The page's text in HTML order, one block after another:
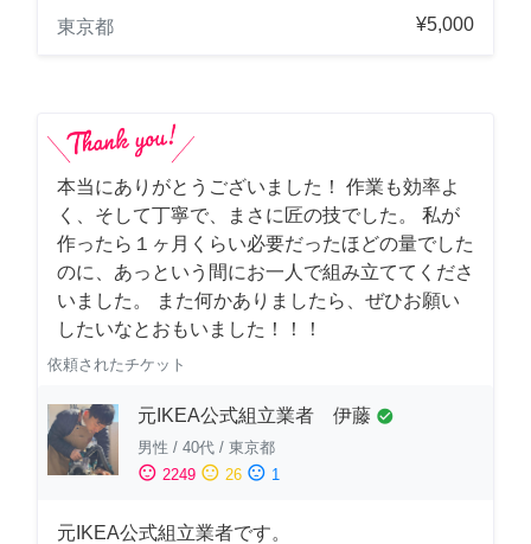
東京都
¥5,000
本当にありがとうございました！ 作業も効率よ
く、そして丁寧で、まさに匠の技でした。 私が
作ったら１ヶ月くらい必要だったほどの量でした
のに、あっという間にお一人で組み立ててくださ
いました。 また何かありましたら、ぜひお願い
したいなとおもいました！！！
依頼されたチケット
元IKEA公式組立業者 伊藤 check_circle
男性 / 40代 / 東京都
sentiment_satisfied 2249 sentiment_neutral 26 sentiment_dissatisfied 1
元IKEA公式組立業者です。